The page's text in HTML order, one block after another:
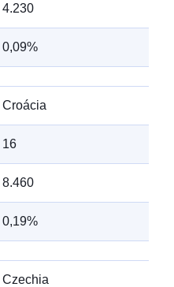
4.230
0,09%
Croácia
16
8.460
0,19%
Czechia